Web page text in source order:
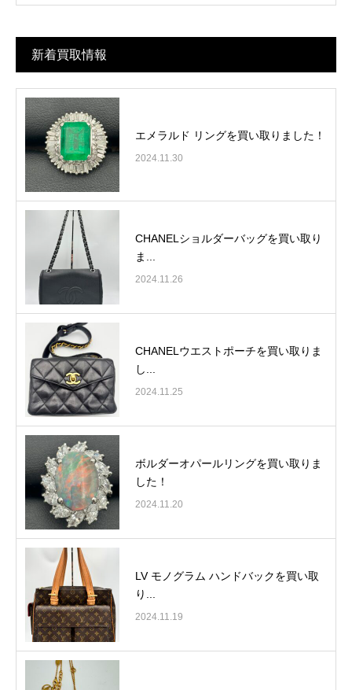
新着買取情報
エメラルド リングを買い取りました！
2024.11.30
CHANELショルダーバッグを買い取り
ま...
2024.11.26
CHANELウエストポーチを買い取りま
し...
2024.11.25
ボルダーオパールリングを買い取りま
した！
2024.11.20
LV モノグラム ハンドバックを買い取
り...
2024.11.19